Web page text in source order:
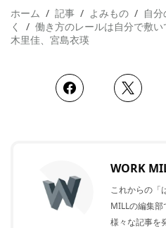
ホーム 記事 よみもの
自
く
働き方のレールは自分で敷
木里佳、宮島衣瑛
WORK
これからの「
MILLの編集
様々な記事を